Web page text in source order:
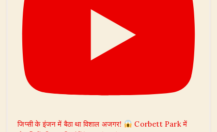
जिप्सी के इंजन में बैठा था विशाल अजगर!
Corbett Park में